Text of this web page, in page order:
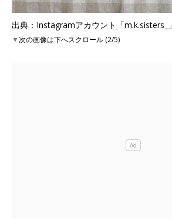
出典：Instagramアカウント「m.k.sisters_」
▼次の画像は下へスクロール (2/5)